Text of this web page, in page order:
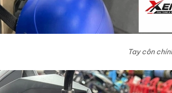
Tay côn